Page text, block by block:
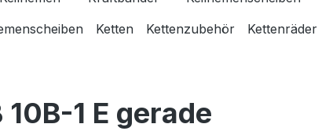
Ketten Kettenzubehör Kettenräder
1 E gerade